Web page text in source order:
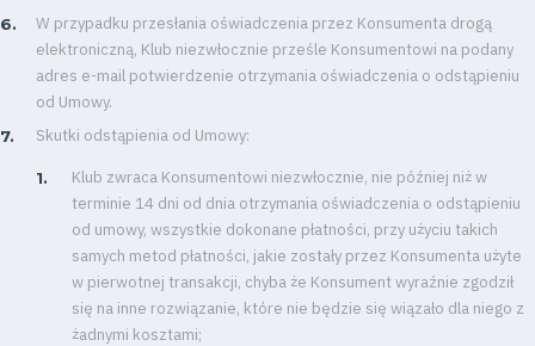
27
Warta’s
Alley
#WORTHdownload
W przypadku przesłania oświadczenia przez Konsumenta drogą
elektroniczną, Klub niezwłocznie prześle Konsumentowi na podany
adres e-mail potwierdzenie otrzymania oświadczenia o odstąpieniu
od Umowy.
Skutki odstąpienia od Umowy:
Klub zwraca Konsumentowi niezwłocznie, nie później niż w
terminie 14 dni od dnia otrzymania oświadczenia o odstąpieniu
od umowy, wszystkie dokonane płatności, przy użyciu takich
samych metod płatności, jakie zostały przez Konsumenta użyte
w pierwotnej transakcji, chyba że Konsument wyraźnie zgodził
się na inne rozwiązanie, które nie będzie się wiązało dla niego z
żadnymi kosztami;